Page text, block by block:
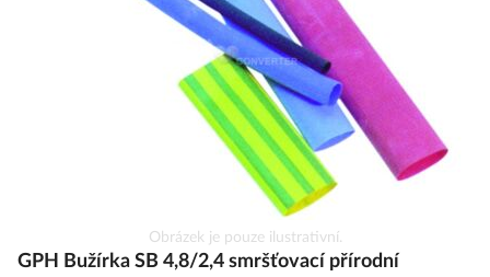
na
Obrázek je pouze ilustrativní.
GPH Bužírka SB 4,8/2,4 smršťovací přírodní